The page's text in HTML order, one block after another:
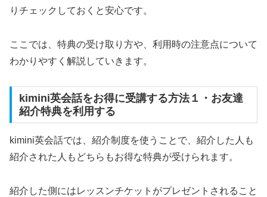
りチェックしておくと安心です。
ここでは、特典の受け取り方や、利用時の注意点について
わかりやすく解説していきます。
kimini英会話をお得に受講する方法１・お友達
紹介特典を利用する
kimini英会話では、紹介制度を使うことで、紹介した人も
紹介された人もどちらもお得な特典が受けられます。
紹介した側にはレッスンチケットがプレゼントされること